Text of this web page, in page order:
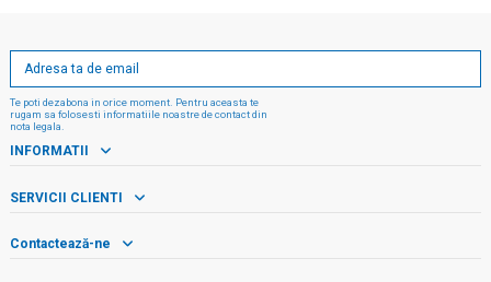
Te poti dezabona in orice moment. Pentru aceasta te
rugam sa folosesti informatiile noastre de contact din
nota legala.
INFORMATII
SERVICII CLIENTI
Contactează-ne